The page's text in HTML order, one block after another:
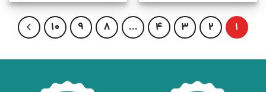
1
2
3
4
…
8
9
10